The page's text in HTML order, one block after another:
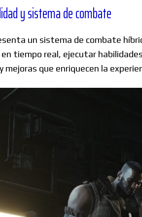
y sistema de combate
un sistema de combate
tiempo real, ejecutar
mejoras que enriquecen la